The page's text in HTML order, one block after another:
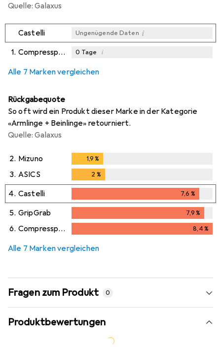
Quelle: Galaxus
Castelli Ungenügende Daten i
1. Compressport 0 Tage i
Alle 7 Marken vergleichen
Rückgabequote
So oft wird ein Produkt dieser Marke in der Kategorie
«Armlinge + Beinlinge» retourniert.
Quelle: Galaxus
2. Mizuno 1,9%
3. ASICS 2 %
4. Castelli 7,6 %
7,6%
5. GripGrab 7,9%
7,9%
6. Compressport 8,4%
Alle 7 Marken vergleichen
Fragen zum Produkt 0
Produktbewertungen